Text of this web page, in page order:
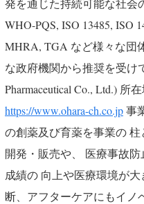
発を通じた持続可能な社会
WHO-PQS, ISO 13485, ISO
MHRA, TGA など様々な団
な政府機関から推奨を受け
Pharmaceutical Co., Ltd.) 所
https://www.ohara-ch.co.jp事
の創薬及び育薬を事業の
開発・販売や、 医療事故
成績の 向上や医療環境が
断、アフターケアにもイノ